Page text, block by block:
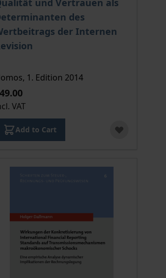
und Vertrauen als
des
der Internen
1. Edition 2014
VAT
Add to Cart